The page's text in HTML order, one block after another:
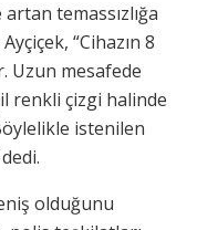
temassızlığa
“Cihazın 8
Uzun mesafede
renkli çizgi halinde
istenilen
olduğunu